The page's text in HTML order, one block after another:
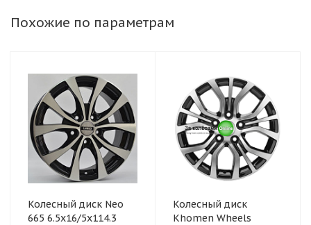
Похожие по параметрам
Колесный диск Neo
665 6.5x16/5x114.3
Колесный диск
Khomen Wheels